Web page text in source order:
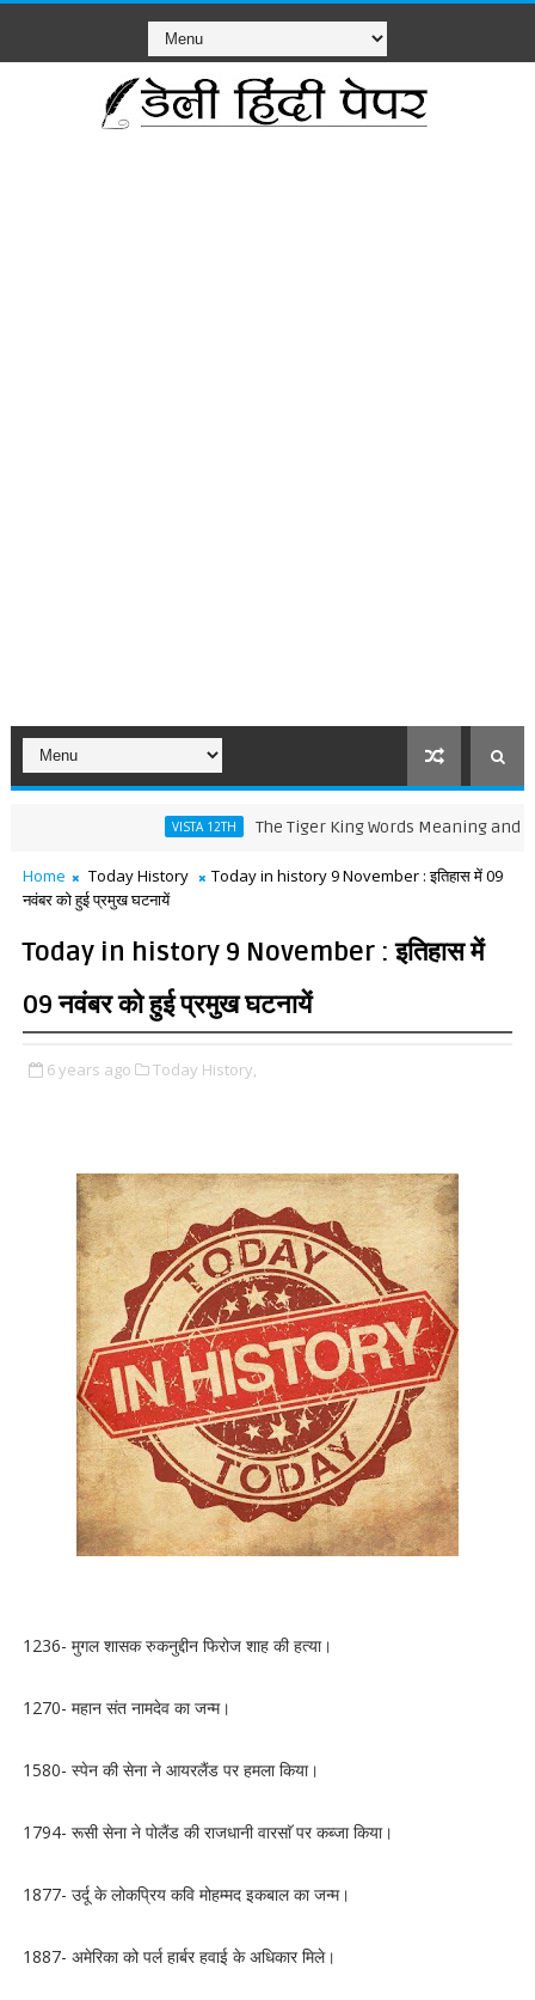
VISTA 12TH The Tiger King Words Meaning and Line by
Home Today History
Today in history 9 November : इतिहास में 09
नवंबर को हुई प्रमुख घटनायें
Today in history 9 November : इतिहास में
09 नवंबर को हुई प्रमुख घटनायें
6 years ago Today History,
1236- मुगल शासक रुकनुद्दीन फिरोज शाह की हत्या।
1270- महान संत नामदेव का जन्म।
1580- स्पेन की सेना ने आयरलैंड पर हमला किया।
1794- रूसी सेना ने पोलैंड की राजधानी वारसाॅ पर कब्जा किया।
1877- उर्दू के लोकप्रिय कवि मोहम्मद इकबाल का जन्म।
1887- अमेरिका को पर्ल हार्बर हवाई के अधिकार मिले।